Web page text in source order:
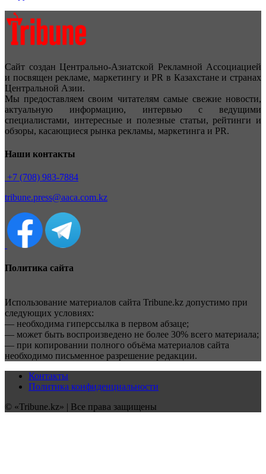
Сайт создан Центрально-Азиатской Рекламной Ассоциацией
и посвящен рекламе, маркетингу и PR в Казахстане и странах
Центральной Азии.
Мы предоставляем своим читателям самые свежие новости,
актуальную информацию, интервью с ведущими
специалистами, интересные и полезные статьи, рейтинги и
обзоры, касающиеся рынка рекламы, маркетинга и PR.
Наши контакты
+7 (708) 983-7884
tribune.press@aaca.com.kz
Политика сайта
Использование материалов сайта Tribune.kz допустимо при
следующих условиях:
— необходима гиперссылка в первом абзаце;
— может быть воспроизведено не более 30% всего материала;
— при копировании полного объёма материалов сайта
необходимо письменное разрешение редакции.
Контакты
Политика конфиденциальности
© «Tribune.kz» | Все права защищены